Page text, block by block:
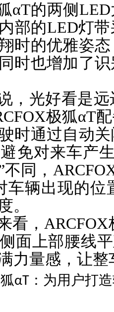
αT的两侧
部的LED灯
时的优雅姿
时也增加了
，光好看是
极狐αT
时通过自动
免对来车产
不同，
车辆出现的
。
看，
面上部腰线
力量感，让